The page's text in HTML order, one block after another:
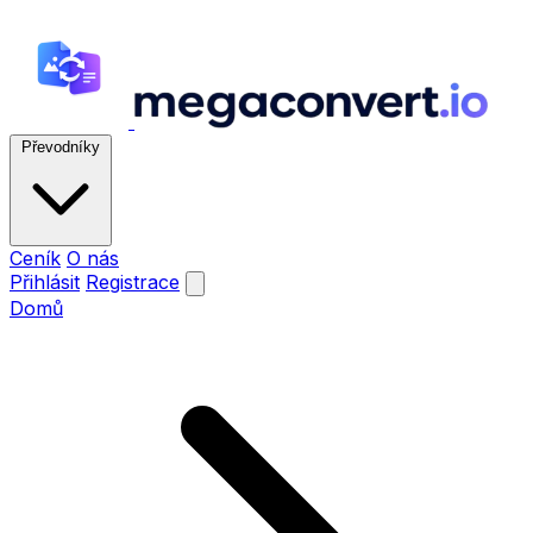
Převodníky
Ceník O nás
Přihlásit Registrace
Domů